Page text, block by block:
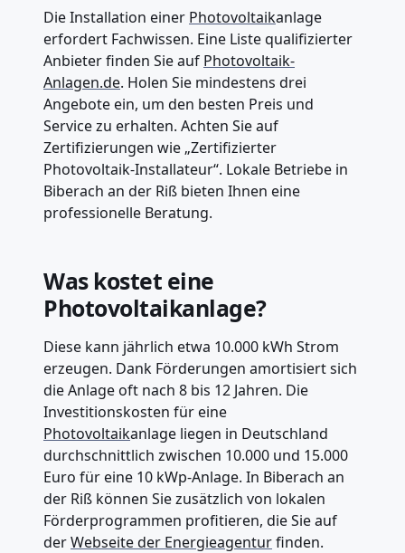
Die Installation einer Photovoltaikanlage
erfordert Fachwissen. Eine Liste qualifizierter
Anbieter finden Sie auf Photovoltaik-
Anlagen.de. Holen Sie mindestens drei
Angebote ein, um den besten Preis und
Service zu erhalten. Achten Sie auf
Zertifizierungen wie „Zertifizierter
Photovoltaik-Installateur“. Lokale Betriebe in
Biberach an der Riß bieten Ihnen eine
professionelle Beratung.
Was kostet eine
Photovoltaikanlage?
Diese kann jährlich etwa 10.000 kWh Strom
erzeugen. Dank Förderungen amortisiert sich
die Anlage oft nach 8 bis 12 Jahren. Die
Investitionskosten für eine
Photovoltaikanlage liegen in Deutschland
durchschnittlich zwischen 10.000 und 15.000
Euro für eine 10 kWp-Anlage. In Biberach an
der Riß können Sie zusätzlich von lokalen
Förderprogrammen profitieren, die Sie auf
derWebseite der Energieagenturfinden.